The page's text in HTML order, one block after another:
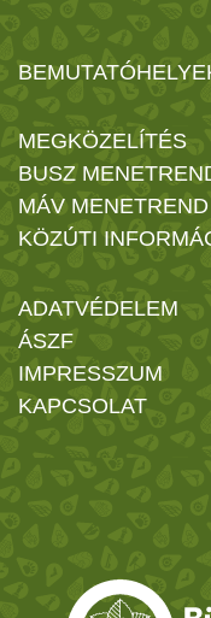
MEGKÖZELÍTÉS
BUSZ
MÁV MENETREND
KÖZÚTI
ADATVÉDELEM
ÁSZF
IMPRESSZUM
KAPCSOLAT